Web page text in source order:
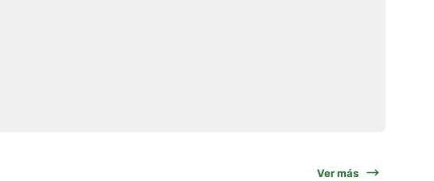
Ver más